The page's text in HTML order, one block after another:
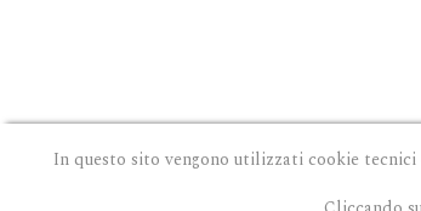
In questo sito vengono utilizzati cookie